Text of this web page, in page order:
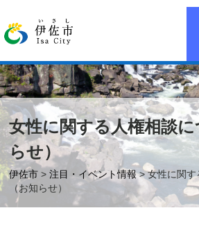
女性に関する人権相談
らせ）
伊佐市 >注目・イベント情報> 女性に関す
（お知らせ）